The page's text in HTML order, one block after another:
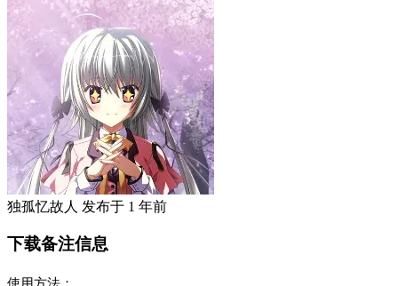
独孤忆故人 发布于 1 年前
下载备注信息